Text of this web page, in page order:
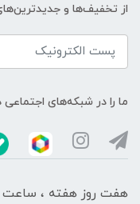
از تخفیف‌ها و
ما را در شبکه‌های اجتماعی